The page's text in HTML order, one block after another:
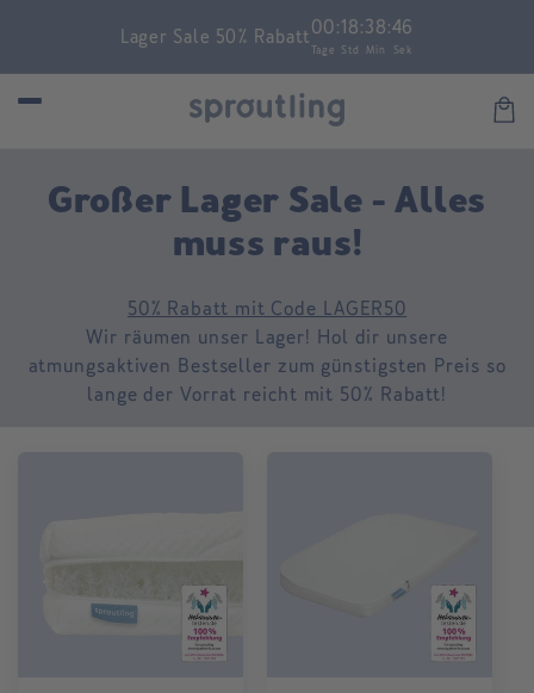
Lager Sale 50% Rabatt00
Tage
:18
Std
:38
Min
:46
Sek
C
e
Großer Lager Sale - Alles
muss raus!
50% Rabatt mit Code LAGER50
Wir räumen unser Lager! Hol dir unsere
atmungsaktiven Bestseller zum günstigsten Preis so
lange der Vorrat reicht mit 50% Rabatt!